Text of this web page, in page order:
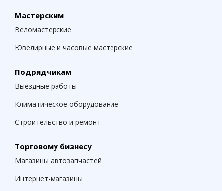
Мастерским
Веломастерские
Ювелирные и часовые мастерские
Подрядчикам
Выездные работы
Климатическое оборудование
Строительство и ремонт
Торговому бизнесу
Магазины автозапчастей
Интернет-магазины